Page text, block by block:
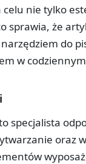
celu nie tylko
sprawia, że
do
w
specjalista
oraz